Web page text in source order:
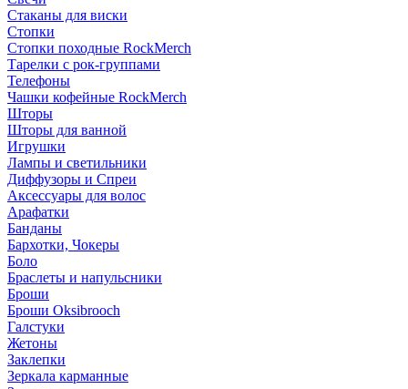
Стаканы для виски
Стопки
Стопки походные RockMerch
Тарелки с рок-группами
Телефоны
Чашки кофейные RockMerch
Шторы
Шторы для ванной
Игрушки
Лампы и светильники
Диффузоры и Спреи
Аксессуары для волос
Арафатки
Банданы
Бархотки, Чокеры
Боло
Браслеты и напульсники
Броши
Броши Oksibrooch
Галстуки
Жетоны
Заклепки
Зеркала карманные